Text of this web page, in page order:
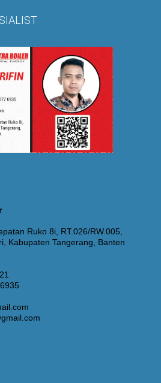
Ruko 8i, RT.026/RW.005,
Kabupaten Tangerang, Banten